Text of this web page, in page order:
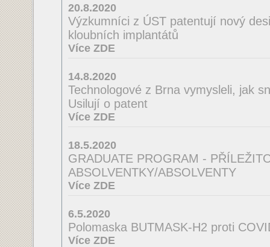
20.8.2020
Výzkumníci z ÚST patentují nový
kloubních implantátů
Více ZDE
14.8.2020
Technologové z Brna vymysleli, jak
Usilují o patent
Více ZDE
18.5.2020
GRADUATE PROGRAM -
ABSOLVENTKY/ABSOLVENTY
Více ZDE
6.5.2020
Polomaska BUTMASK-H2 proti
Více ZDE